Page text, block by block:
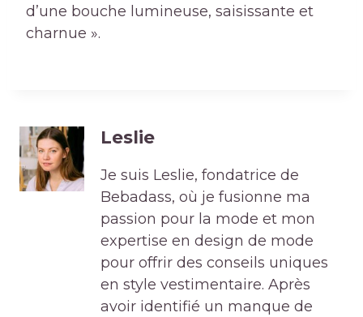
d’une bouche lumineuse, saisissante et
charnue ».
Leslie
Je suis Leslie, fondatrice de
Bebadass, où je fusionne ma
passion pour la mode et mon
expertise en design de mode
pour offrir des conseils uniques
en style vestimentaire. Après
avoir identifié un manque de